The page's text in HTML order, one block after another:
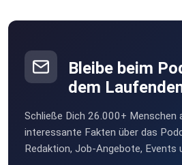
Bleibe beim
dem
Schließe Dich 26.000+ Menschen
interessante Fakten über das
Redaktion, Job-Angebote, Events